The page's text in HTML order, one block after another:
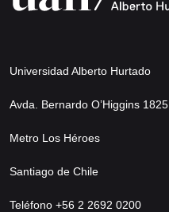
Universidad Alberto Hurtado
Avda. Bernardo O’Higgins 1825
Metro Los Héroes
Santiago de Chile
Teléfono +56 2 2692 0200